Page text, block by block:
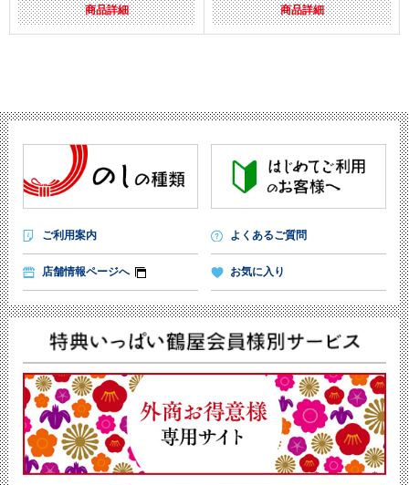
商品詳細 商品詳細
ご利用案内 よくあるご質問
店舗情報ページへ お気に入り